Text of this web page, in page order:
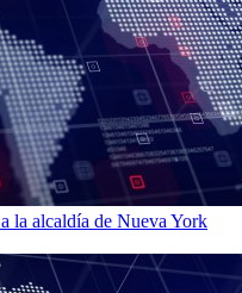
la alcaldía de Nueva York